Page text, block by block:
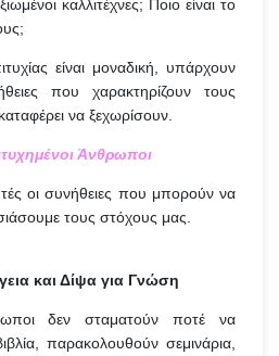
καλλιτέχνες; Ποιο είναι το
είναι μοναδική, υπάρχουν
που χαρακτηρίζουν τους
να ξεχωρίσουν.
Άνθρωποι
οι συνήθειες που μπορούν να
τους στόχους μας.
και Δίψα για Γνώση
δεν σταματούν ποτέ να
παρακολουθούν σεμινάρια,